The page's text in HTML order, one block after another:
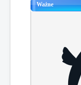
Ważne